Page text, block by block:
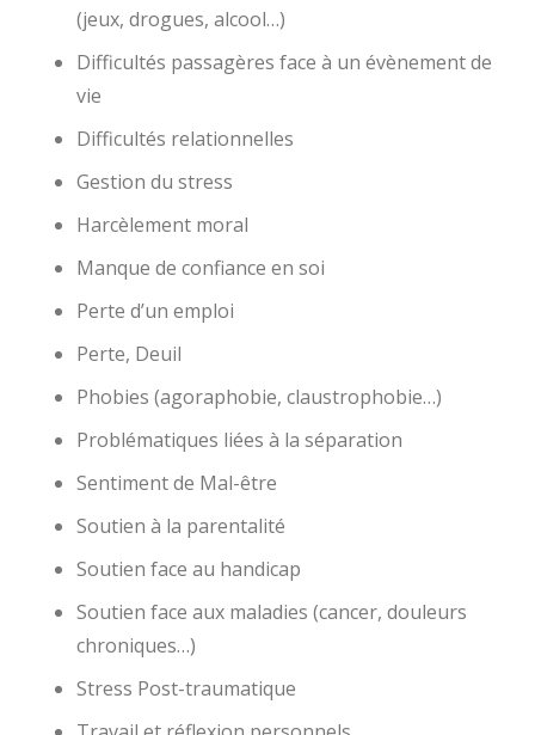
(jeux, drogues, alcool…)
Difficultés passagères face à un évènement de
vie
Difficultés relationnelles
Gestion du stress
Harcèlement moral
Manque de confiance en soi
Perte d’un emploi
Perte, Deuil
Phobies (agoraphobie, claustrophobie…)
Problématiques liées à la séparation
Sentiment de Mal-être
Soutien à la parentalité
Soutien face au handicap
Soutien face aux maladies (cancer, douleurs
chroniques…)
Stress Post-traumatique